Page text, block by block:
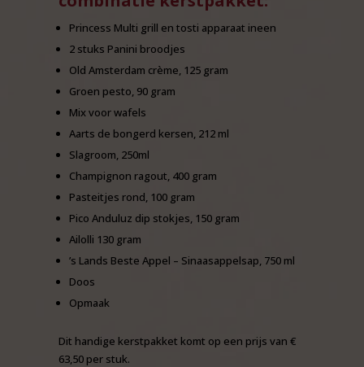
Princess Multi grill en tosti apparaat ineen
2 stuks Panini broodjes
Old Amsterdam crème, 125 gram
Groen pesto, 90 gram
Mix voor wafels
Aarts de bongerd kersen, 212 ml
Slagroom, 250ml
Champignon ragout, 400 gram
Pasteitjes rond, 100 gram
Pico Anduluz dip stokjes, 150 gram
Ailolli 130 gram
’s Lands Beste Appel – Sinaasappelsap, 750 ml
Doos
Opmaak
Dit handige kerstpakket komt op een prijs van €
63,50 per stuk.